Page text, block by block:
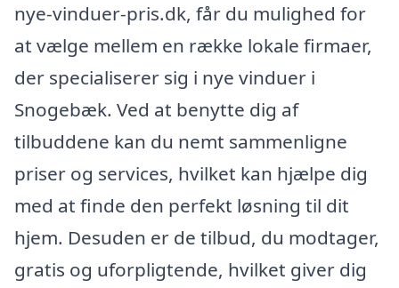
nye-vinduer-pris.dk, får du mulighed for
at vælge mellem en række lokale firmaer,
der specialiserer sig i nye vinduer i
Snogebæk. Ved at benytte dig af
tilbuddene kan du nemt sammenligne
priser og services, hvilket kan hjælpe dig
med at finde den perfekt løsning til dit
hjem. Desuden er de tilbud, du modtager,
gratis og uforpligtende, hvilket giver dig